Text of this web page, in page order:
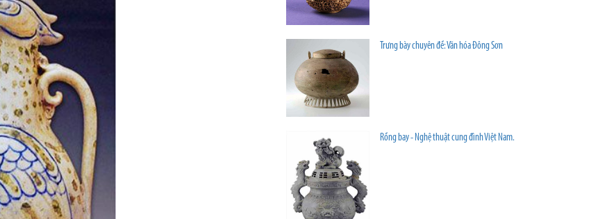
Trưng bày chuyên đề: Văn hóa Đông Sơn
Rồng bay - Nghệ thuật cung đình Việt Nam.